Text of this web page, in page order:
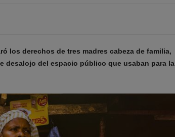
los derechos de tres madres cabeza de familia,
desalojo del espacio público que usaban para la